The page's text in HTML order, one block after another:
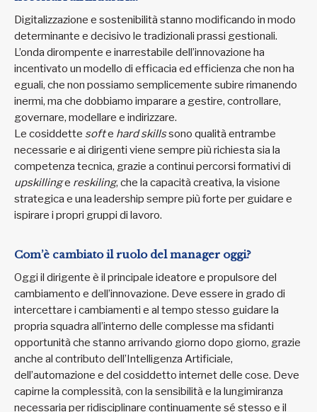
Digitalizzazione e sostenibilità stanno modificando in modo
determinante e decisivo le tradizionali prassi gestionali.
L’onda dirompente e inarrestabile dell’innovazione ha
incentivato un modello di efficacia ed efficienza che non ha
eguali, che non possiamo semplicemente subire rimanendo
inermi, ma che dobbiamo imparare a gestire, controllare,
governare, modellare e indirizzare.
Le cosiddette softe hard skillssono qualità entrambe
necessarie e ai dirigenti viene sempre più richiesta sia la
competenza tecnica, grazie a continui percorsi formativi di
upskillinge reskiling, che la capacità creativa, la visione
strategica e una leadership sempre più forte per guidare e
ispirare i propri gruppi di lavoro.
Com’è cambiato il ruolo del manager oggi?
Oggi il dirigente è il principale ideatore e propulsore del
cambiamento e dell’innovazione. Deve essere in grado di
intercettare i cambiamenti e al tempo stesso guidare la
propria squadra all’interno delle complesse ma sfidanti
opportunità che stanno arrivando giorno dopo giorno, grazie
anche al contributo dell’Intelligenza Artificiale,
dell’automazione e del cosiddetto internet delle cose. Deve
capirne la complessità, con la sensibilità e la lungimiranza
necessaria per ridisciplinare continuamente sé stesso e il